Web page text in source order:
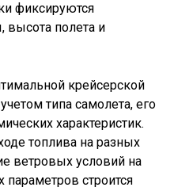
фиксируются
высота полета и
крейсерской
типа самолета, его
характеристик.
топлива на разных
ветровых условий на
параметров строится